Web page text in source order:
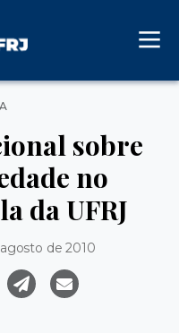
sobre
no
da UFRJ
de 2010